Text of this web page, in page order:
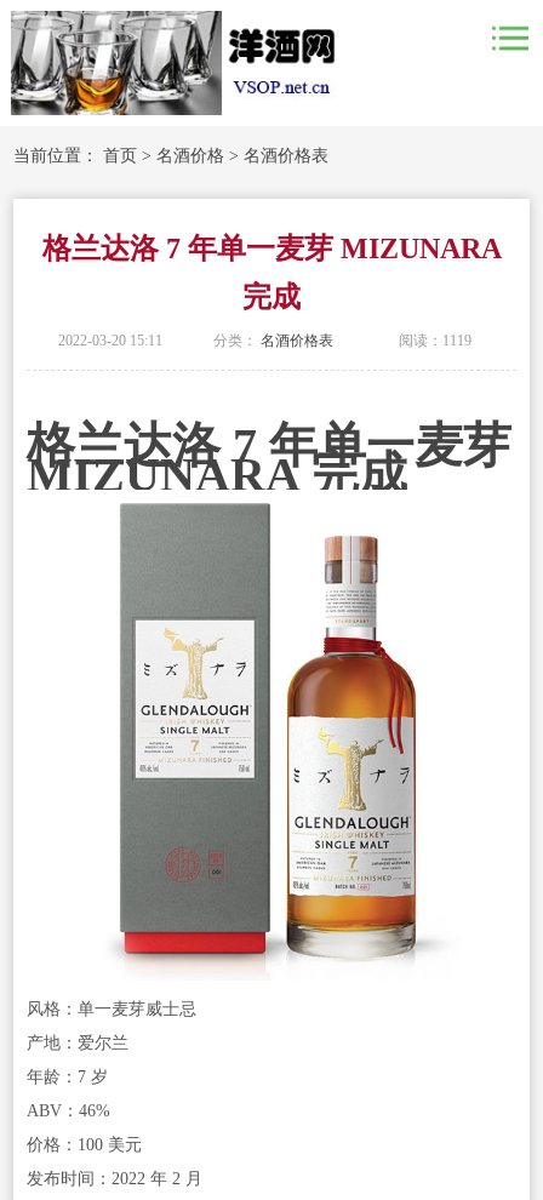
当前位置：首页 >名酒价格 >名酒价格表
格兰达洛 7 年单一麦芽 MIZUNARA
完成
2022-03-20 15:11 分类：名酒价格表 阅读： 1119
格兰达洛 7 年单一麦芽
MIZUNARA 完成
风格：单一麦芽威士忌
产地：爱尔兰
年龄：7 岁
ABV：46%
价格：100 美元
发布时间：2022 年 2 月